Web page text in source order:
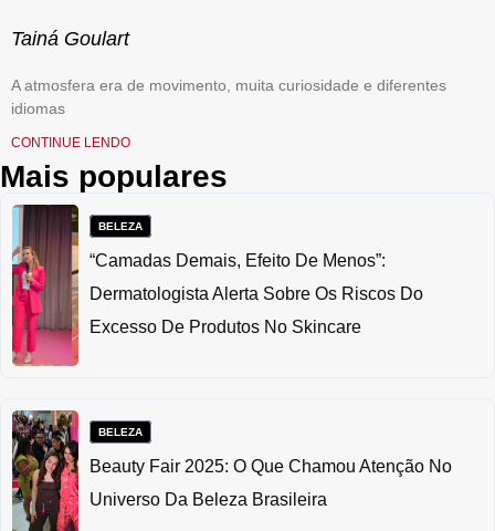
Tainá Goulart
A atmosfera era de movimento, muita curiosidade e diferentes
idiomas
CONTINUE LENDO
Mais populares
BELEZA
“Camadas Demais, Efeito De Menos”:
Dermatologista Alerta Sobre Os Riscos Do
Excesso De Produtos No Skincare
BELEZA
Beauty Fair 2025: O Que Chamou Atenção No
Universo Da Beleza Brasileira